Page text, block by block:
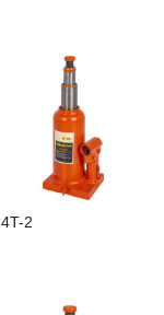
4T-2